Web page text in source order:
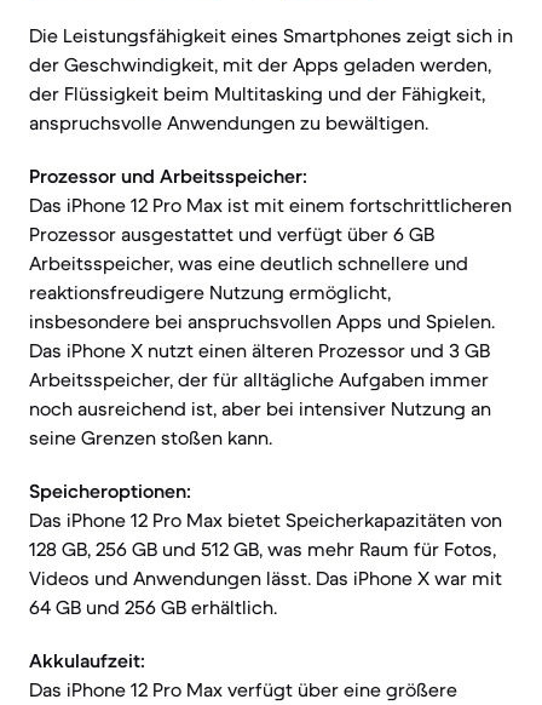
Die Leistungsfähigkeit eines Smartphones zeigt sich in
der Geschwindigkeit, mit der Apps geladen werden,
der Flüssigkeit beim Multitasking und der Fähigkeit,
anspruchsvolle Anwendungen zu bewältigen.
Prozessor und Arbeitsspeicher:
Das iPhone 12 Pro Max ist mit einem fortschrittlicheren
Prozessor ausgestattet und verfügt über 6 GB
Arbeitsspeicher, was eine deutlich schnellere und
reaktionsfreudigere Nutzung ermöglicht,
insbesondere bei anspruchsvollen Apps und Spielen.
Das iPhone X nutzt einen älteren Prozessor und 3 GB
Arbeitsspeicher, der für alltägliche Aufgaben immer
noch ausreichend ist, aber bei intensiver Nutzung an
seine Grenzen stoßen kann.
Speicheroptionen:
Das iPhone 12 Pro Max bietet Speicherkapazitäten von
128 GB, 256 GB und 512 GB, was mehr Raum für Fotos,
Videos und Anwendungen lässt. Das iPhone X war mit
64 GB und 256 GB erhältlich.
Akkulaufzeit:
Das iPhone 12 Pro Max verfügt über eine größere